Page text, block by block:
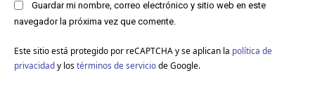
Guardar mi nombre, correo electrónico y sitio web en este
navegador la próxima vez que comente.
Este sitio está protegido por reCAPTCHA y se aplican la política de
privacidady los términos de serviciode Google.